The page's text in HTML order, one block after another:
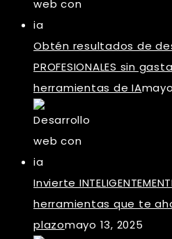
Obtén resultados de
PROFESIONALES sin
herramientas de IA
Invierte
herramientas que te
plazomayo 13, 2025